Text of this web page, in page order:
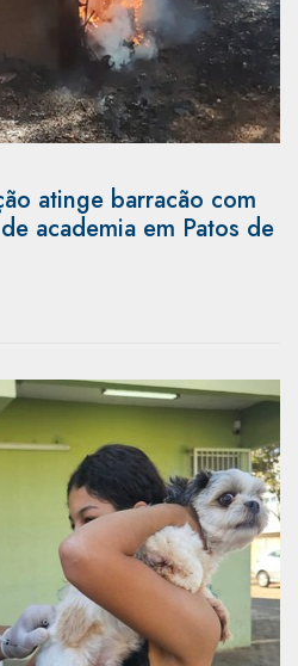
atinge barracão com
academia em Patos de